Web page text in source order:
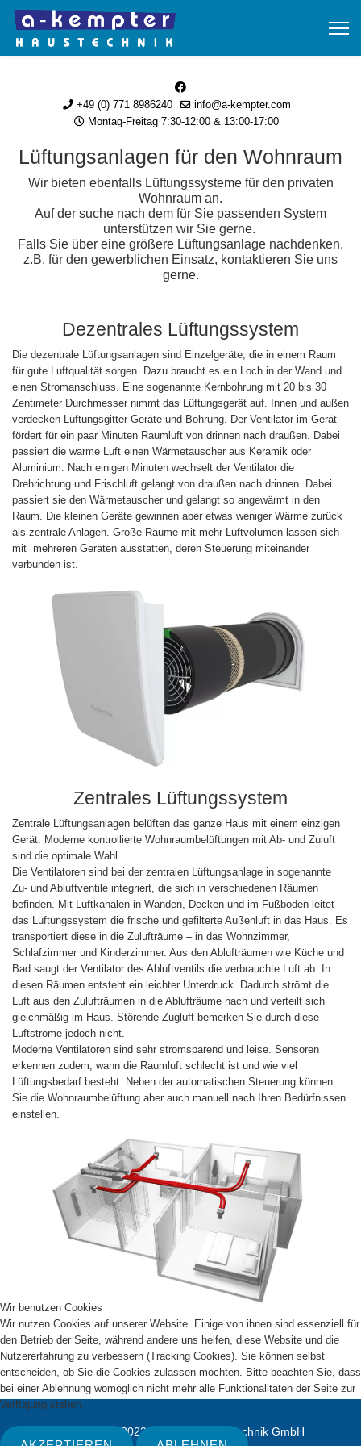
+49 (0) 771 8986240
info@a-kempter.com
Montag-Freitag 7:30-12:00 & 13:00-17:00
Lüftungsanlagen für den Wohnraum
Wir bieten ebenfalls Lüftungssysteme für den privaten
Wohnraum an.
Auf der suche nach dem für Sie passenden System
unterstützen wir Sie gerne.
Falls Sie über eine größere Lüftungsanlage nachdenken,
z.B. für den gewerblichen Einsatz, kontaktieren Sie uns
gerne.
Dezentrales Lüftungssystem
Die dezentrale Lüftungsanlagen sind Einzelgeräte, die in einem Raum
für gute Luftqualität sorgen. Dazu braucht es ein Loch in der Wand und
einen Stromanschluss. Eine sogenannte Kernbohrung mit 20 bis 30
Zentimeter Durchmesser nimmt das Lüftungsgerät auf. Innen und außen
verdecken Lüftungsgitter Geräte und Bohrung. Der Ventilator im Gerät
fördert für ein paar Minuten Raumluft von drinnen nach draußen. Dabei
passiert die warme Luft einen Wärmetauscher aus Keramik oder
Aluminium. Nach einigen Minuten wechselt der Ventilator die
Drehrichtung und Frischluft gelangt von draußen nach drinnen. Dabei
passiert sie den Wärmetauscher und gelangt so angewärmt in den
Raum. Die kleinen Geräte gewinnen aber etwas weniger Wärme zurück
als zentrale Anlagen. Große Räume mit mehr Luftvolumen lassen sich
mit mehreren Geräten ausstatten, deren Steuerung miteinander
verbunden ist.
Zentrales Lüftungssystem
Zentrale Lüftungsanlagen belüften das ganze Haus mit einem einzigen
Gerät. Moderne kontrollierte Wohnraumbelüftungen mit Ab- und Zuluft
sind die optimale Wahl.
Die Ventilatoren sind bei der zentralen Lüftungsanlage in sogenannte
Zu- und Abluftventile integriert, die sich in verschiedenen Räumen
befinden. Mit Luftkanälen in Wänden, Decken und im Fußboden leitet
das Lüftungssystem die frische und gefilterte Außenluft in das Haus. Es
transportiert diese in die Zulufträume – in das Wohnzimmer,
Schlafzimmer und Kinderzimmer. Aus den Ablufträumen wie Küche und
Bad saugt der Ventilator des Abluftventils die verbrauchte Luft ab. In
diesen Räumen entsteht ein leichter Unterdruck. Dadurch strömt die
Luft aus den Zulufträumen in die Ablufträume nach und verteilt sich
gleichmäßig im Haus. Störende Zugluft bemerken Sie durch diese
Luftströme jedoch nicht.
Moderne Ventilatoren sind sehr stromsparend und leise. Sensoren
erkennen zudem, wann die Raumluft schlecht ist und wie viel
Lüftungsbedarf besteht. Neben der automatischen Steuerung können
Sie die Wohnraumbelüftung aber auch manuell nach Ihren Bedürfnissen
einstellen.
Copyright © 2023 a-kempter Haustechnik GmbH
Wir benutzen Cookies
Wir nutzen Cookies auf unserer Website. Einige von ihnen sind essenziell für
den Betrieb der Seite, während andere uns helfen, diese Website und die
Nutzererfahrung zu verbessern (Tracking Cookies). Sie können selbst
entscheiden, ob Sie die Cookies zulassen möchten. Bitte beachten Sie, dass
bei einer Ablehnung womöglich nicht mehr alle Funktionalitäten der Seite zur
Verfügung stehen.